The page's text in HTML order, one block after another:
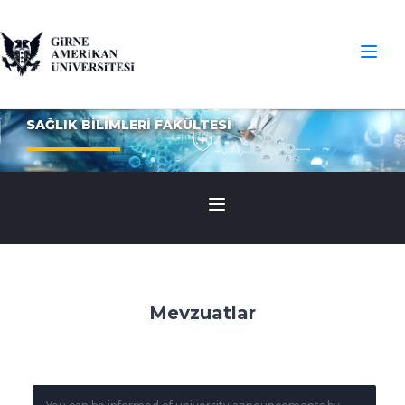
SAĞLIK BİLİMLERİ FAKÜLTESİ
Mevzuatlar